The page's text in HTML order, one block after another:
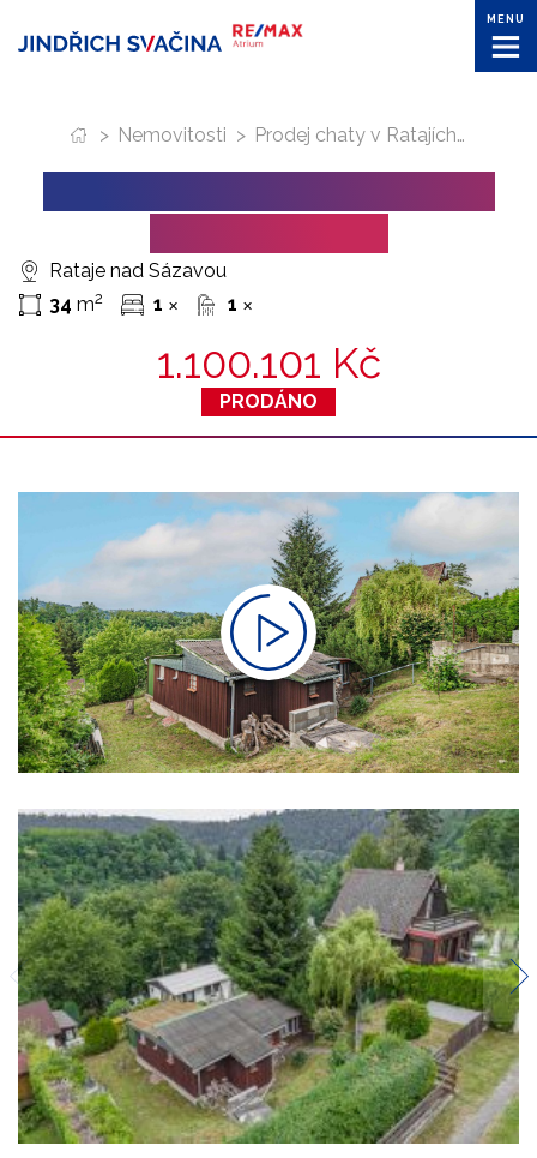
MENU
Rataje nad Sázavou
34 m2 1 ✕ 1 ✕
1.100.101 Kč
PRODÁNO
> Nemovitosti > Prodej chaty v Ratajích nad Sázavou